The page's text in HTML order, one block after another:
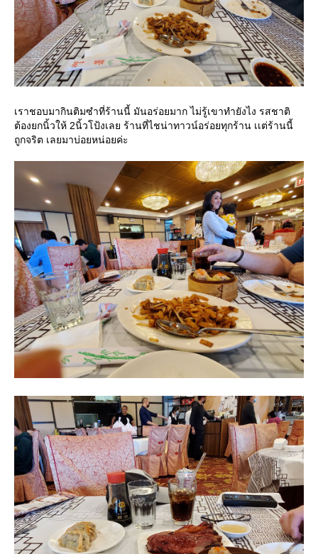
เราชอบมากินติมซำที่ร้านนี้ มันอร่อยมาก ไม่รู้เขาทำยังไง รสชาติ
ต้องยกนิ้วให้ 2นิ้วโป้งเลย ร้านที่ไชน่าทาวน์อร่อยทุกร้าน เเต่ร้านนี้
ถูกจริต เลยมาบ่อยหน่อยค่ะ